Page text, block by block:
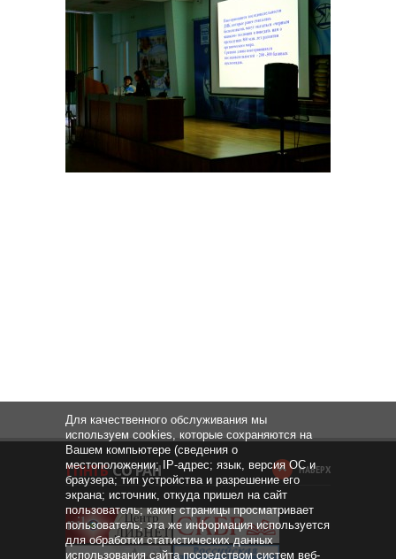
НАВЕРХ
Для качественного обслуживания мы
используем cookies, которые сохраняются на
Вашем компьютере (сведения о
местоположении; IP-адрес; язык, версия ОС и
браузера; тип устройства и разрешение его
экрана; источник, откуда пришел на сайт
пользователь; какие страницы просматривает
пользователь; эта же информация используется
для обработки статистических данных
использования сайта посредством систем веб-